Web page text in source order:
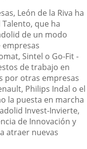
León de la Riva ha
que ha
de un modo
empresas
Sintel o Go-Fit -
de trabajo en
por otras empresas
Philips Indal o el
la puesta en marcha
Invest-Invierte,
de Innovación y
atraer nuevas